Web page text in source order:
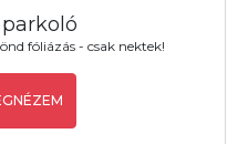
fóliázás - csak nektek!